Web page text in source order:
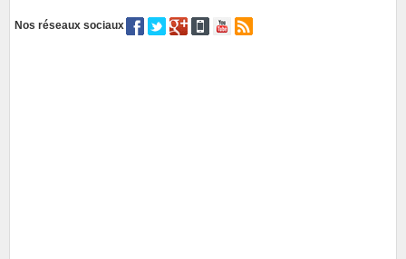
Nos réseaux sociaux